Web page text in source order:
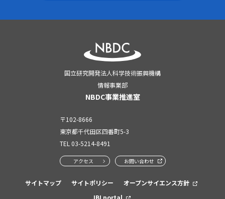
国立研究開発法人科学技術振興機構
情報事業部
NBDC事業推進室
〒102-8666
東京都千代田区四番町5-3
TEL 03-5214-8491
アクセス お問い合わせ
サイトマップ サイトポリシー
オープンサイエンス方針